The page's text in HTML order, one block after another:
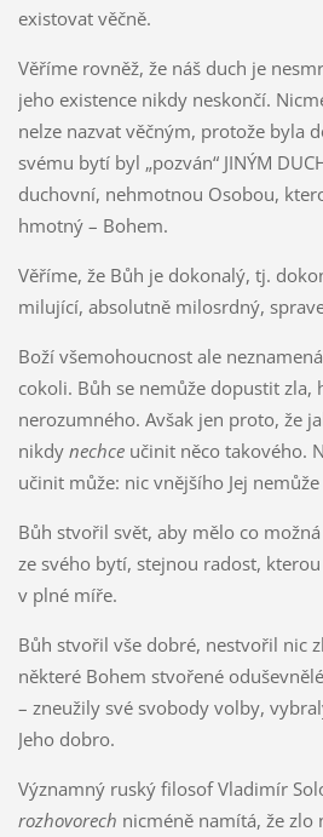
existovat věčně.
Věříme rovněž, že náš duch je
jeho existence nikdy neskončí.
nelze nazvat věčným, protože byla
svému bytí byl „pozván“ JINÝM
duchovní, nehmotnou Osobou,
hmotný – Bohem.
Věříme, že Bůh je dokonalý, tj.
milující, absolutně milosrdný,
Boží všemohoucnost ale
cokoli. Bůh se nemůže dopustit zla,
nerozumného. Avšak jen proto, že
nikdy nechceučinit něco takového.
učinit může: nic vnějšího Jej
Bůh stvořil svět, aby mělo co
ze svého bytí, stejnou radost,
v plné míře.
Bůh stvořil vše dobré, nestvořil nic
některé Bohem stvořené
– zneužily své svobody volby,
Jeho dobro.
Významný ruský filosof Vladimír
rozhovorech nicméně namítá, že